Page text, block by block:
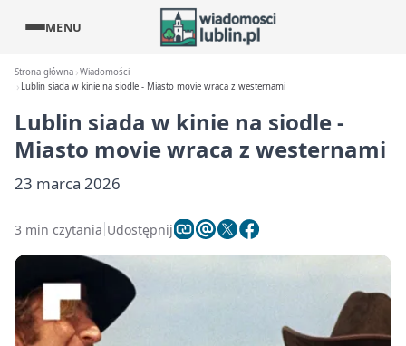
MENU
Strona główna Wiadomości
Lublin siada w kinie na siodle - Miasto movie wraca z westernami
Lublin siada w kinie na siodle -
Miasto movie wraca z westernami
23 marca 2026
3 min czytania Udostępnij